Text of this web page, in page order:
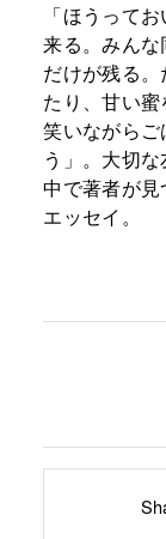
「ほうって
来る。みん
だけが残る
たり、甘い
笑いながら
う」。大切
中で著者が
エッセイ。